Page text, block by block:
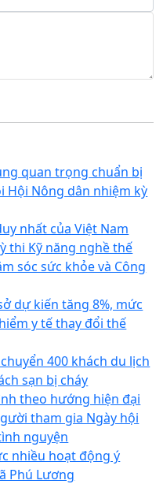
quan trọng chuẩn bị
Hội Nông dân nhiệm kỳ
nhất của Việt Nam
thi Kỹ năng nghề thế
sóc sức khỏe và Công
dự kiến tăng 8%, mức
y tế thay đổi thế
400 khách du lịch
sạn bị cháy
theo hướng hiện đại
tham gia Ngày hội
nguyện
nhiều hoạt động ý
Phú Lương